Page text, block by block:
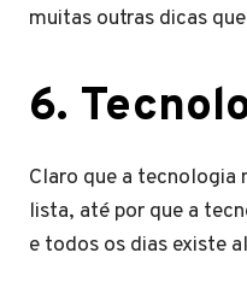
muitas outras dicas
6.
Claro que a tecnologia
lista, até por que a
e todos os dias existe